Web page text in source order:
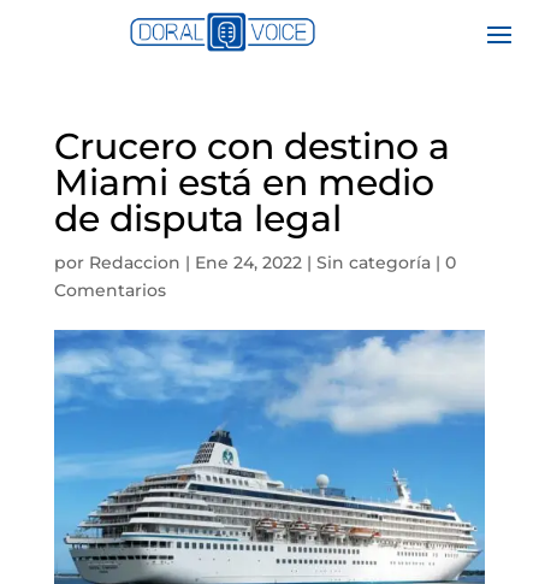
Crucero con destino a
Miami está en medio
de disputa legal
por Redaccion | Ene 24, 2022| Sin categoría| 0
Comentarios